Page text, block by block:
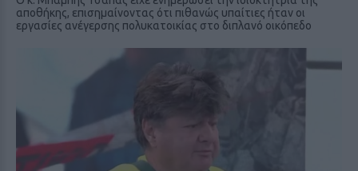
αποθήκης, επισημαίνοντας ότι πιθανώς υπαίτιες ήταν οι
εργασίες ανέγερσης πολυκατοικίας στο διπλανό οικόπεδο